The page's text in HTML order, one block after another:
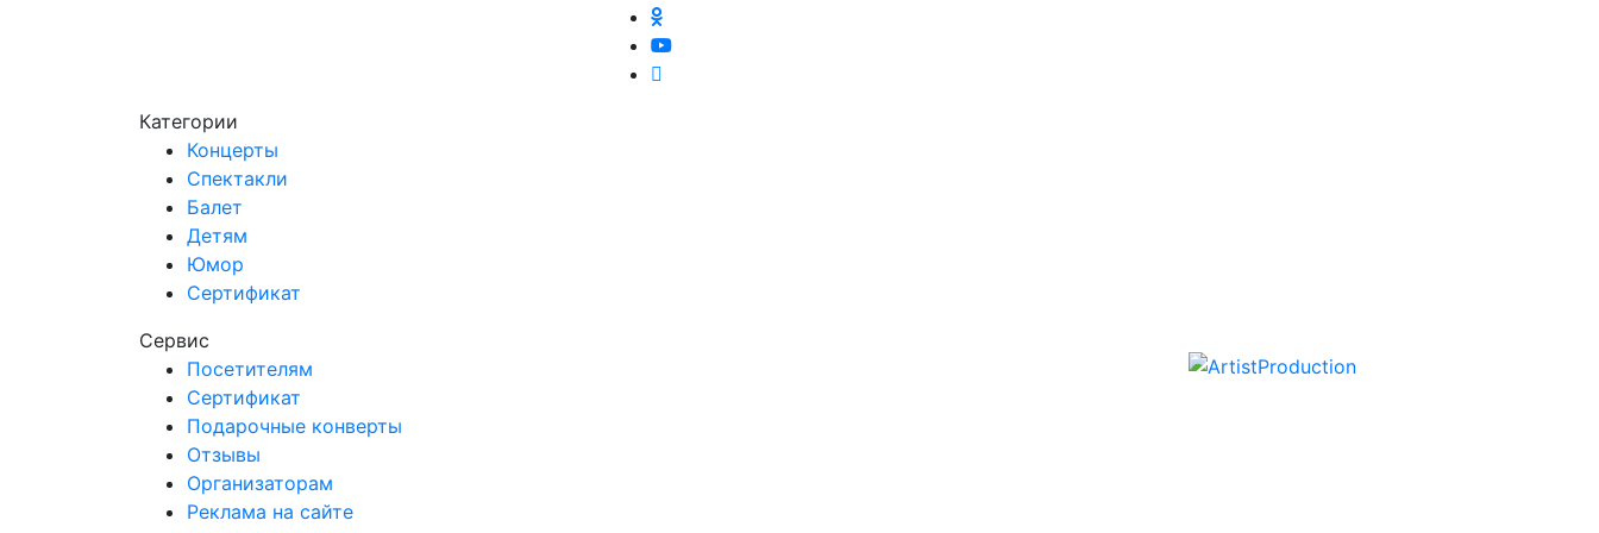
Категории
Концерты
Спектакли
Балет
Детям
Юмор
Сертификат
Сервис
Посетителям
Сертификат
Подарочные конверты
Отзывы
Организаторам
Реклама на сайте